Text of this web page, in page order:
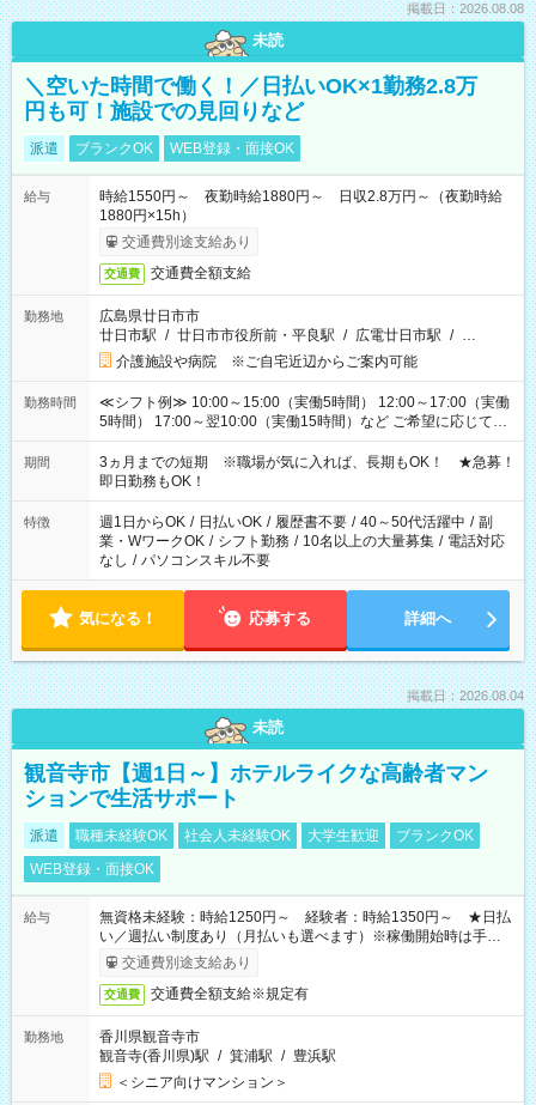
掲載日：2026.08.08
未読
＼空いた時間で働く！／日払いOK×1勤務2.8万
円も可！施設での見回りなど
派遣 ブランクOK WEB登録・面接OK
給与
時給1550円～ 夜勤時給1880円～ 日収2.8万円～（夜勤時給
1880円×15h）
交通費別途支給あり
交通費 交通費全額支給
勤務地
広島県廿日市市
廿日市駅 / 廿日市市役所前・平良駅 / 広電廿日市駅 / …
介護施設や病院 ※ご自宅近辺からご案内可能
勤務時間
≪シフト例≫ 10:00～15:00（実働5時間） 12:00～17:00（実働
5時間） 17:00～翌10:00（実働15時間）など ご希望に応じて、
働く時間は調整できます！ お気軽に担当へ相談ください！
期間
3ヵ月までの短期 ※職場が気に入れば、長期もOK！ ★急募！
即日勤務もOK！
特徴 週1日からOK / 日払いOK / 履歴書不要 / 40～50代活躍中 / 副
業・WワークOK / シフト勤務 / 10名以上の大量募集 / 電話対応
なし / パソコンスキル不要
気になる！ 応募する 詳細へ
掲載日：2026.08.04
未読
観音寺市【週1日～】ホテルライクな高齢者マン
ションで生活サポート
派遣 職種未経験OK 社会人未経験OK 大学生歓迎
ブランクOK
WEB登録・面接OK
給与
無資格未経験：時給1250円～ 経験者：時給1350円～ ★日払
い／週払い制度あり（月払いも選べます）※稼働開始時は手続き
完了次第のお支払いとなります。
交通費別途支給あり
交通費 交通費全額支給※規定有
勤務地
香川県観音寺市
観音寺(香川県)駅 / 箕浦駅 / 豊浜駅
＜シニア向けマンション＞